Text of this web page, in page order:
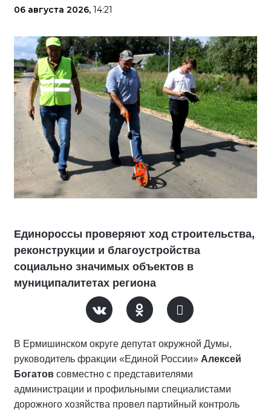
06 августа 2026, 14:21
Единороссы проверяют ход строительства,
реконструкции и благоустройства
социально значимых объектов в
муниципалитетах региона
В Ермишинском округе депутат окружной Думы,
руководитель фракции «Единой России» Алексей
Богатов совместно с представителями
администрации и профильными специалистами
дорожного хозяйства провел партийный контроль